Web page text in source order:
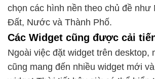
chọn các hình nền theo chủ đề như
Đất, Nước và Thành Phố.
Các Widget cũng được cải
Ngoài việc đặt widget trên desktop,
cũng mang đến nhiều widget mới